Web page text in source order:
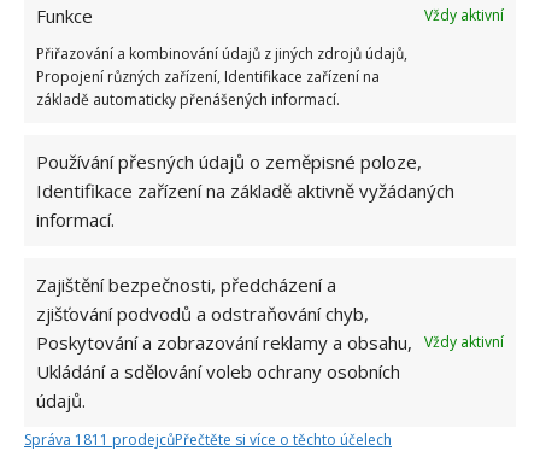
Funkce
Vždy aktivní
Přiřazování a kombinování údajů z jiných zdrojů údajů,
Propojení různých zařízení, Identifikace zařízení na
základě automaticky přenášených informací.
Používání přesných údajů o zeměpisné poloze,
Identifikace zařízení na základě aktivně vyžádaných
informací.
Zajištění bezpečnosti, předcházení a
zjišťování podvodů a odstraňování chyb,
Poskytování a zobrazování reklamy a obsahu,
Ukládání a sdělování voleb ochrany osobních
údajů.
Vždy aktivní
Správa 1811 prodejcůPřečtěte si více o těchto účelech
v koupelně, na toaletě i jinde, kde je máte. Jednou za
dva týdny je vhodné smýt vodou viditelné nečistoty a
potom dezinfikovat pomocí octu.
Fotografie: Freepik